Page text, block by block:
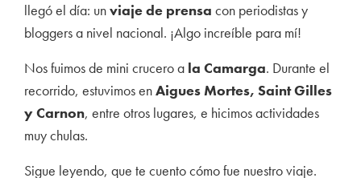
llegó el día: unviaje de prensa con periodistas y
bloggers a nivel nacional. ¡Algo increíble para mí!
Nos fuimos de mini crucero a la Camarga. Durante el
recorrido, estuvimos enAiguesMortes, Saint Gilles
y Carnon, entre otros lugares, e hicimos actividades
muy chulas.
Sigue leyendo, que te cuento cómo fue nuestro viaje.